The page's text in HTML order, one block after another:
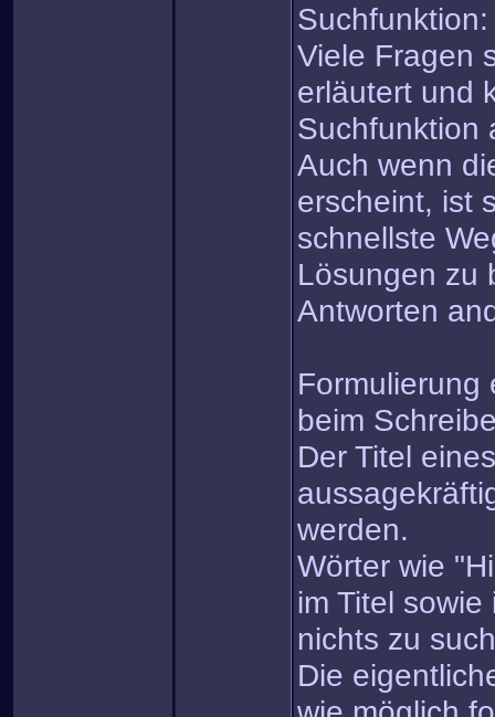
Suchfunktion:
Viele Fragen
erläutert und
Suchfunktion
Auch wenn
erscheint, ist
schnellste
Lösungen zu
Antworten
Formulierung
beim
Der Titel
werden.
Wörter wie
im Titel
nichts zu
Die